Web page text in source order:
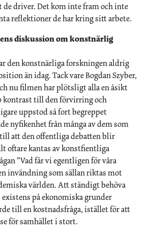
driver. Det kom inte fram och inte
reflektioner de har kring sitt arbete.
diskussion om konstnärlig
den konstnärliga forskningen aldrig
än idag. Tack vare Bogdan Szyber,
nu filmen har plötsligt alla en åsikt
kontrast till den förvirring och
uppstod så fort begreppet
nyfikenhet från många av dem som
att den offentliga debatten blir
oftare kantas av konstfientliga
”Vad får vi egentligen för våra
invändning som sällan riktas mot
världen. Att ständigt behöva
på ekonomiska grunder
till en kostnadsfråga, istället för att
för samhället i stort.